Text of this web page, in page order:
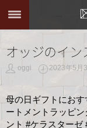
オッジのイン
oggi 2023年5月
母の日ギフトにお
ートメントラッピ
ント #ケラスターゼ